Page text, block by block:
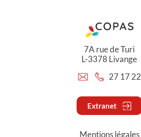
7A rue de Turi
L-3378 Livange
27 17 22
Extranet
Mentions légales